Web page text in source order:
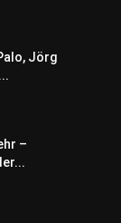
Jörg
–